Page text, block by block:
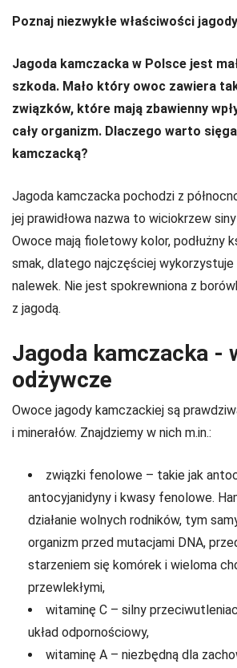
Poznaj niezwykłe właściwości
Jagoda kamczacka w Polsce jest
szkoda. Mało który owoc zawiera
związków, które mają zbawienny
cały organizm. Dlaczego warto
kamczacką?
Jagoda kamczacka pochodzi z
jej prawidłowa nazwa to wiciokrzew
Owoce mają fioletowy kolor, podłużny
smak, dlatego najczęściej wykorzystuje
nalewek. Nie jest spokrewniona z
z jagodą.
Jagoda kamczacka -
odżywcze
Owoce jagody kamczackiej są
i minerałów. Znajdziemy w nich m.in.:
związki fenolowe – takie jak
antocyjanidyny i kwasy fenolowe.
działanie wolnych rodników, tym
organizm przed mutacjami DNA,
starzeniem się komórek i wieloma
przewlekłymi,
witaminę C – silny
układ odpornościowy,
witaminę A – niezbędną dla